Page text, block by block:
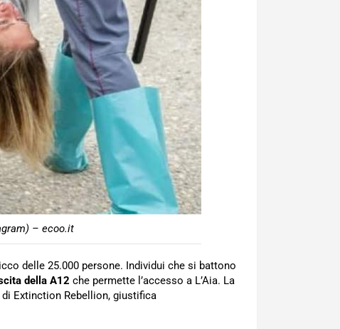
– ecoo.it
delle 25.000 persone. Individui che si battono
della A12 che permette l’accesso a L’Aia. La
Extinction Rebellion, giustifica